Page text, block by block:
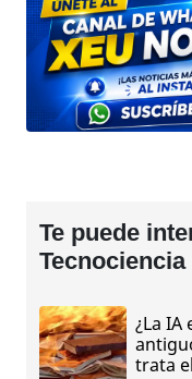
Te puede
Tecnociencia
¿La
trata